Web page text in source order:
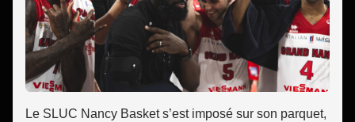
Le SLUC Nancy Basket s’est imposé sur son parquet,